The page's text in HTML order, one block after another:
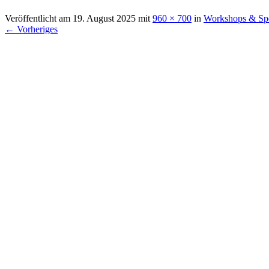
Veröffentlicht am 19. August 2025 mit 960 × 700 in Workshops &
← Vorheriges